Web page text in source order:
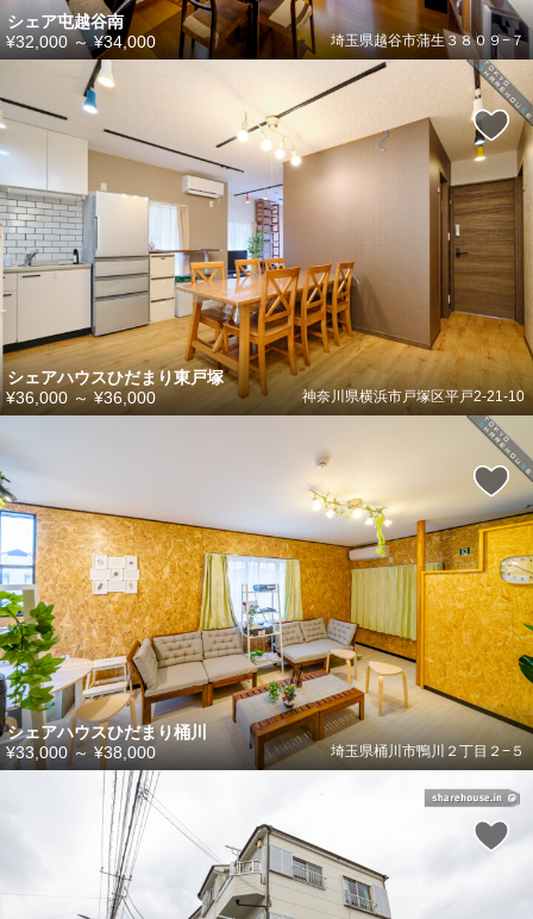
シェア屯越谷南
埼玉県越谷市蒲生３８０９−７
¥32,000～¥34,000
シェアハウスひだまり東戸塚
神奈川県横浜市戸塚区平戸2-21-10
¥36,000 ～¥36,000
シェアハウスひだまり桶川
埼玉県桶川市鴨川２丁目２−５
¥33,000～¥38,000